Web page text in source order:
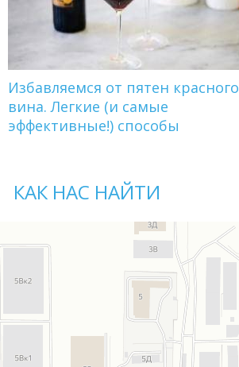
Избавляемся от пятен красного
вина. Легкие (и самые
эффективные!) способы
КАК НАС НАЙТИ